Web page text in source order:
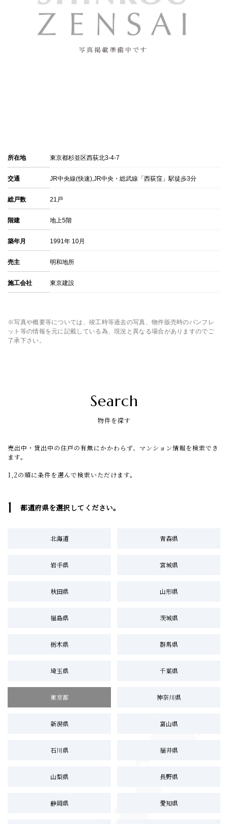
所在地 東京都杉並区西荻北3-4-7
交通 JR中央線(快速),JR中央・総武線「西荻窪」駅徒歩3分
総戸数 21戸
階建 地上5階
築年月 1991年 10月
売主 明和地所
施工会社 東京建設
※写真や概要等については、竣工時等過去の写真、物件販売時のパンフレ
ット等の情報を元に記載している為、現況と異なる場合がありますのでご
了承下さい。
Search
物件を探す
売出中・貸出中の住戸の有無にかかわらず、マンション情報を検索でき
ます。
1,2の順に条件を選んで検索いただけます。
1 都道府県を選択してください。
北海道 青森県
岩手県 宮城県
秋田県 山形県
福島県 茨城県
栃木県 群馬県
埼玉県 千葉県
東京都 神奈川県
新潟県 富山県
石川県 福井県
山梨県 長野県
静岡県 愛知県